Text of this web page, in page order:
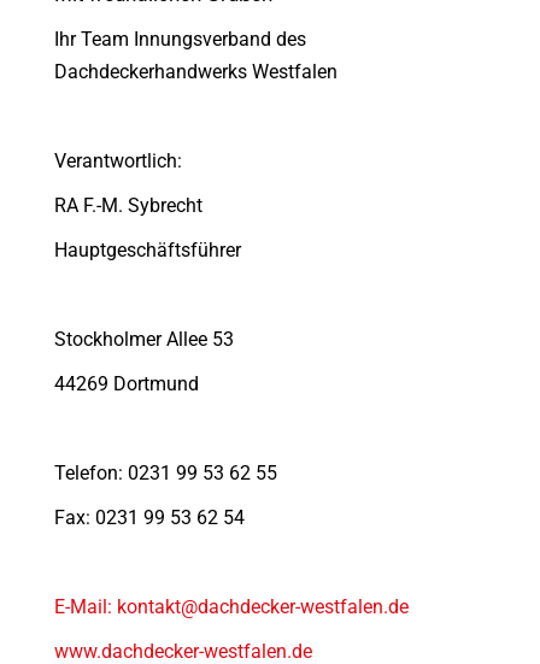
Ihr Team Innungsverband des
Dachdeckerhandwerks Westfalen
Verantwortlich:
RA F.-M. Sybrecht
Hauptgeschäftsführer
Stockholmer Allee 53
44269 Dortmund
Telefon: 0231 99 53 62 55
Fax: 0231 99 53 62 54
E-Mail: kontakt@dachdecker-westfalen.de
www.dachdecker-westfalen.de